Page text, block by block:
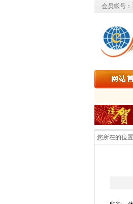
会员帐号：
您所在的位置